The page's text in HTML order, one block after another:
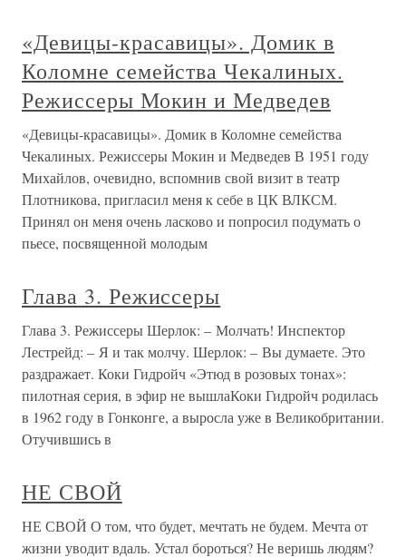
«Девицы-красавицы». Домик в
Коломне семейства Чекалиных.
Режиссеры Мокин и Медведев
«Девицы-красавицы». Домик в Коломне семейства
Чекалиных. Режиссеры Мокин и Медведев В 1951 году
Михайлов, очевидно, вспомнив свой визит в театр
Плотникова, пригласил меня к себе в ЦК ВЛКСМ.
Принял он меня очень ласково и попросил подумать о
пьесе, посвященной молодым
Глава 3. Режиссеры
Глава 3. Режиссеры Шерлок: – Молчать! Инспектор
Лестрейд: – Я и так молчу. Шерлок: – Вы думаете. Это
раздражает. Коки Гидройч «Этюд в розовых тонах»:
пилотная серия, в эфир не вышлаКоки Гидройч родилась
в 1962 году в Гонконге, а выросла уже в Великобритании.
Отучившись в
НЕ СВОЙ
НЕ СВОЙ О том, что будет, мечтать не будем. Мечта от
жизни уводит вдаль. Устал бороться? Не веришь людям?